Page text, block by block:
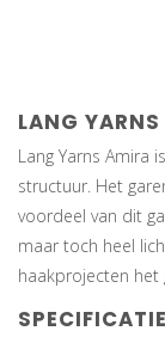
LANG
Lang Yarns Amira
structuur. Het
voordeel van dit
maar toch heel
haakprojecten het